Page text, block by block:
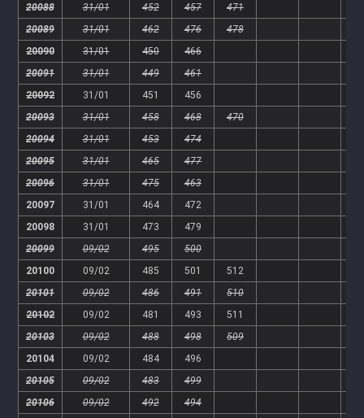
20088
31/01 452 457
471
20089
31/01 462 476
478
20090
31/01 450
466
20091
31/01 449
461
20092
31/01 451
456
20093
31/01 458 468
470
20094
31/01 453
474
20095
31/01 465
477
20096
31/01 475
463
20097
31/01 464
472
20098
31/01 473
479
20099
09/02 495
500
20100
09/02 485 501
512
20101
09/02 486 491
510
20102
09/02 481 493
511
20103
09/02 488 498
509
20104
09/02 484
496
20105
09/02 483
499
20106
09/02 492
494